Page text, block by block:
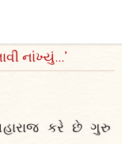
નાંખ્યું...’
મહારાજ કરે છે ગુરુ